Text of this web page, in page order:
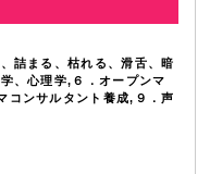
詰まる、枯れる、滑舌、暗
、心理学,６．オープンマ
コンサルタント養成,９．声